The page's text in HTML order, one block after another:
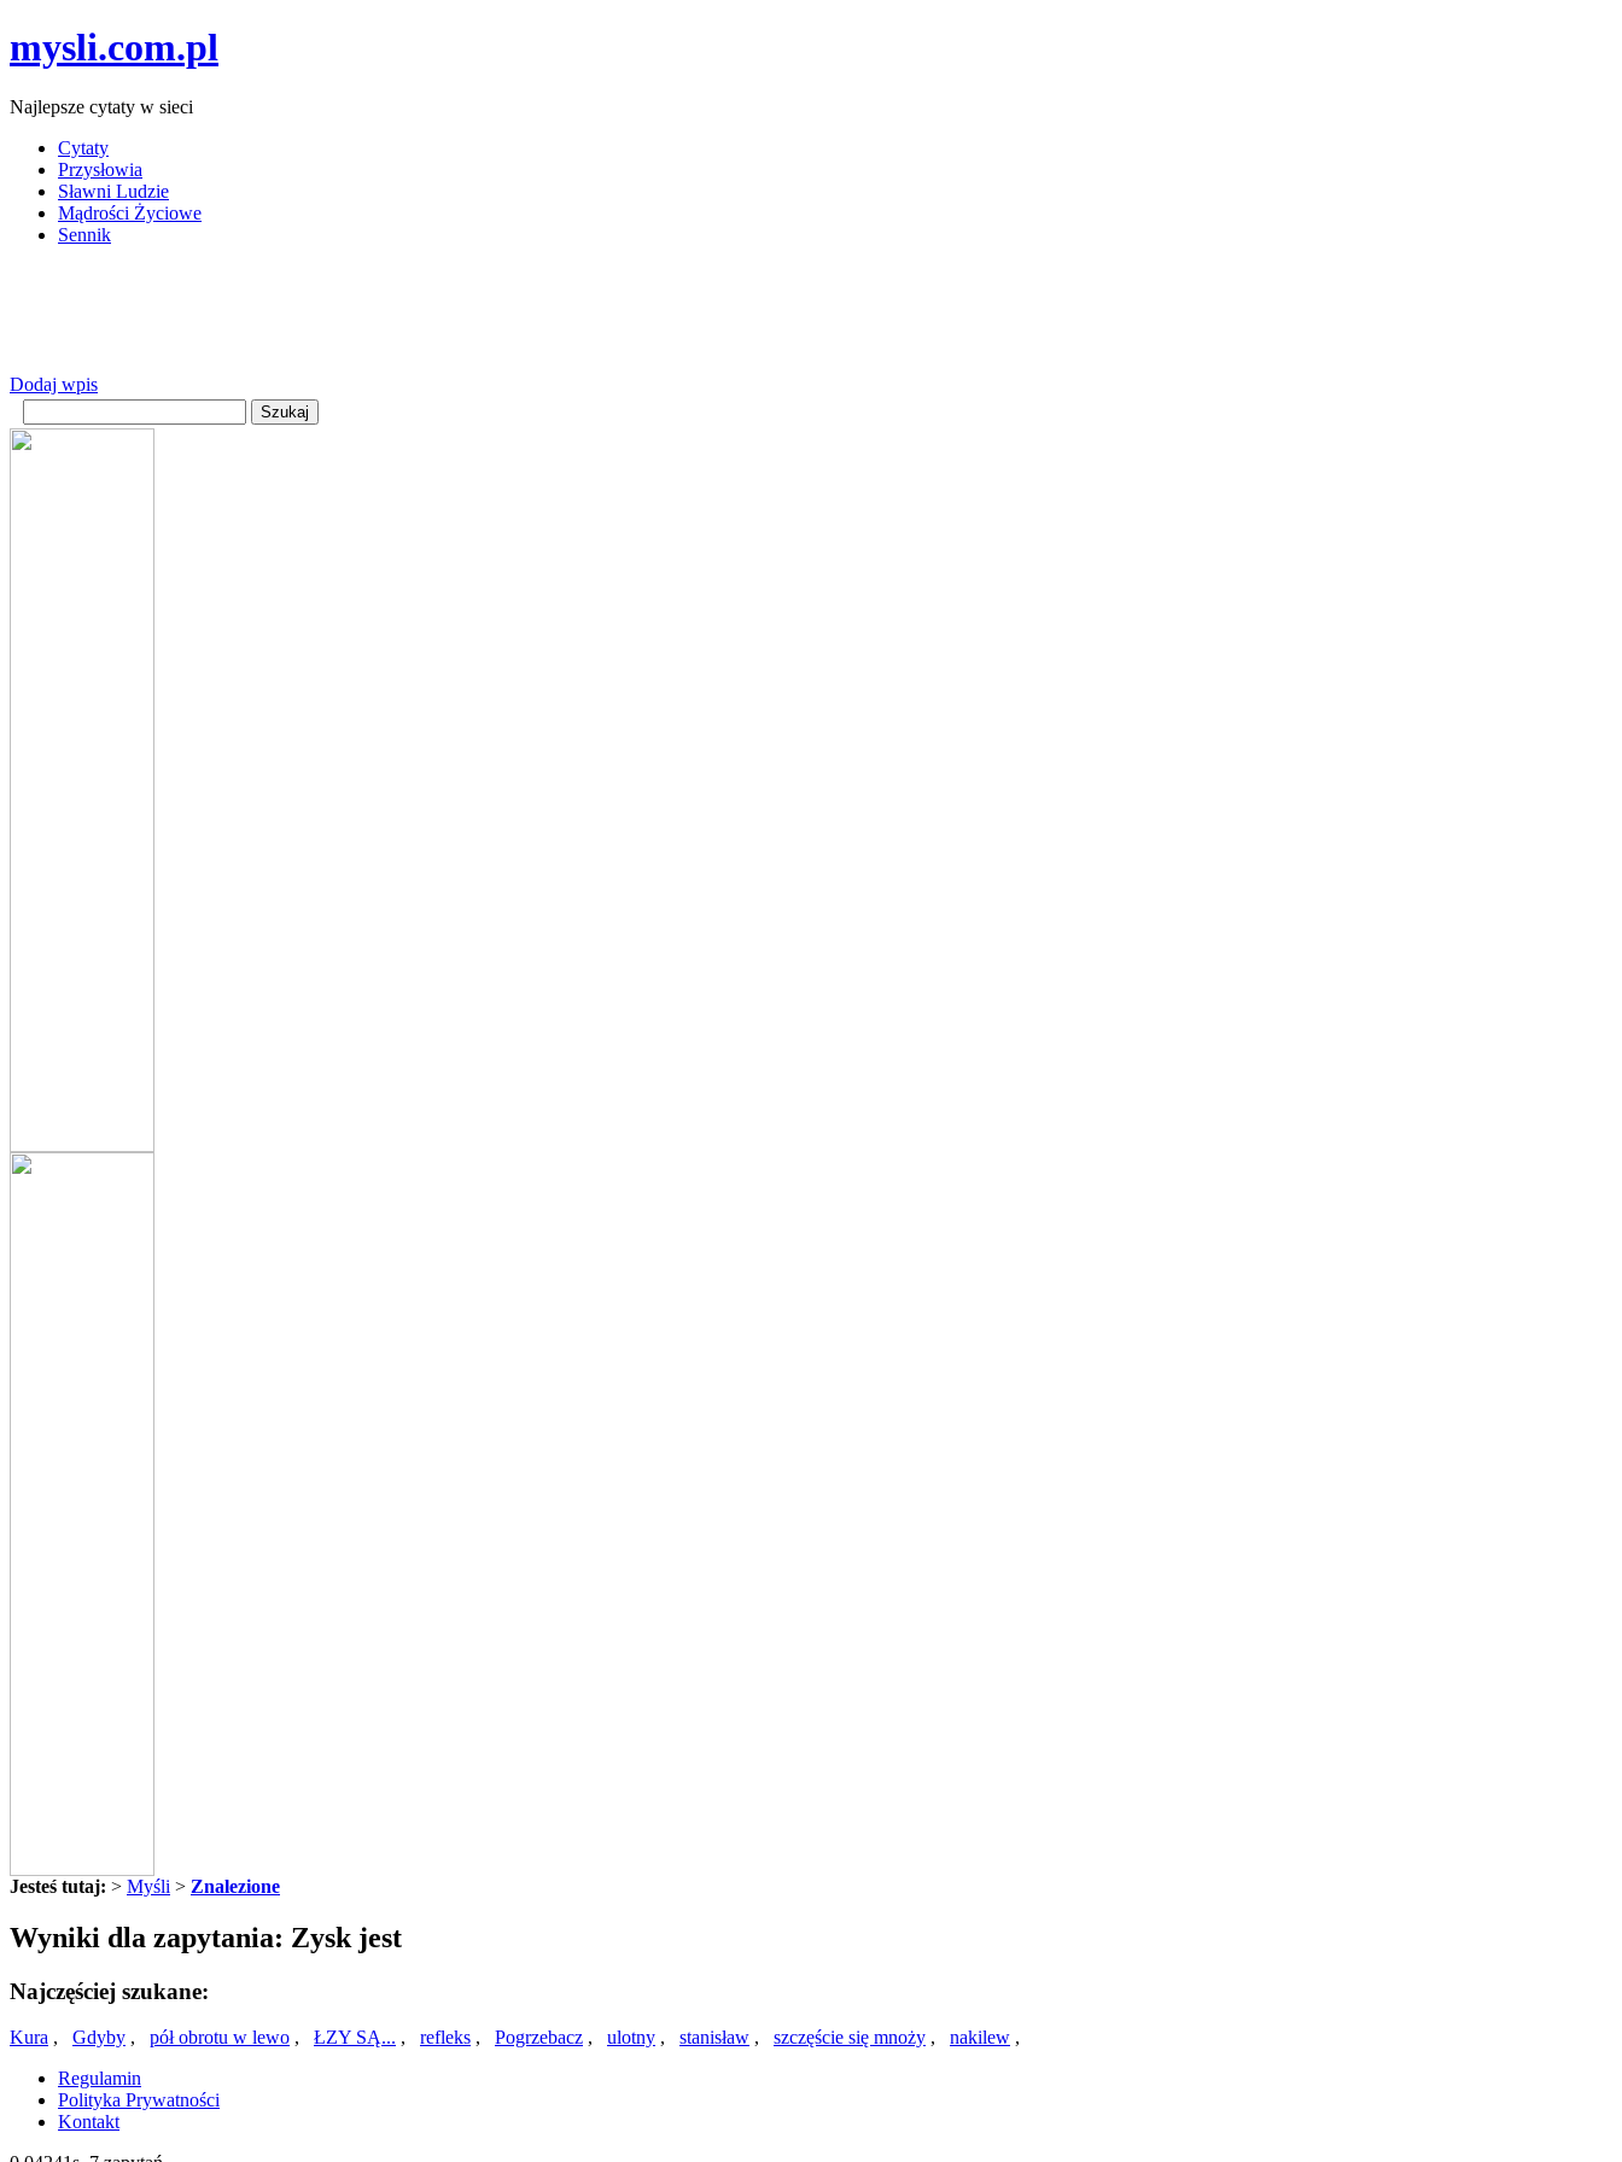
mysli.com.pl
Najlepsze cytaty w sieci
Cytaty
Przysłowia
Sławni Ludzie
Mądrości Życiowe
Sennik
Dodaj wpis
Jesteś tutaj: > Myśli > Znalezione
Wyniki dla zapytania: Zysk jest
Najczęściej szukane:
Kura , Gdyby , pół obrotu w lewo , ŁZY SĄ... , refleks , Pogrzebacz , ulotny , stanisław , szczęście się mnoży , nakilew ,
Regulamin
Polityka Prywatności
Kontakt